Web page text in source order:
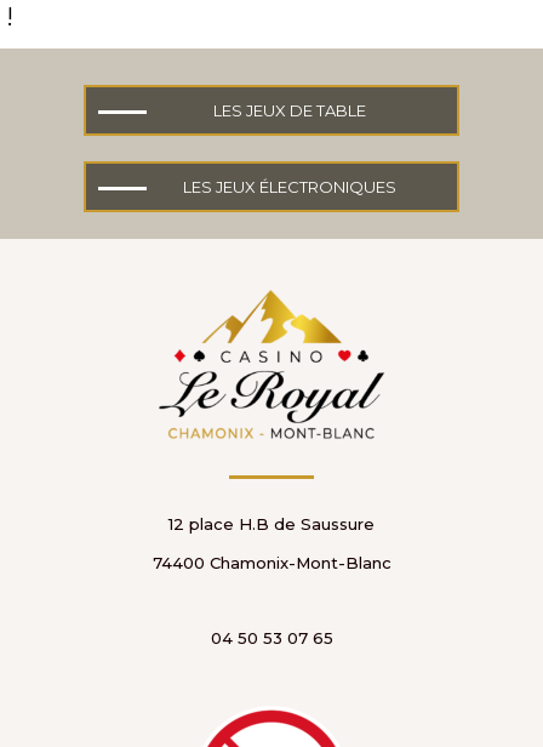
!
LES JEUX DE TABLE
LES JEUX ÉLECTRONIQUES
12 place H.B de Saussure
74400 Chamonix-Mont-Blanc
04 50 53 07 65